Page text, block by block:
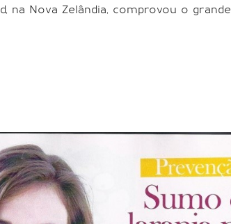
na Nova Zelândia, comprovou o grande